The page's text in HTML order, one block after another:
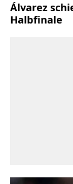
Álvarez
Halbfinale